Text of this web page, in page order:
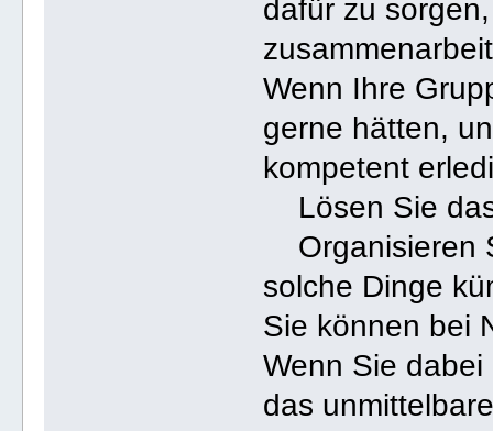
dafür zu
Wenn Ihre
gerne hätten,
kompetent
Lösen Sie
Organisieren
solche Dinge
Sie können bei
Wenn Sie
das